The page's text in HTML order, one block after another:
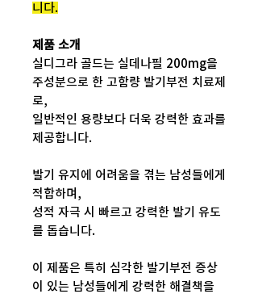
니다.
제품 소개
실디그라 골드는 실데나필 200mg을
주성분으로 한 고함량 발기부전 치료제
로,
일반적인 용량보다 더욱 강력한 효과를
제공합니다.
발기 유지에 어려움을 겪는 남성들에게
적합하며,
성적 자극 시 빠르고 강력한 발기 유도
를 돕습니다.
이 제품은 특히 심각한 발기부전 증상
이 있는 남성들에게 강력한 해결책을